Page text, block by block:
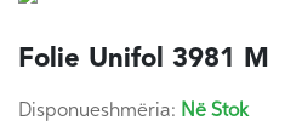
Folie Unifol 3981 M
Disponueshmëria: Në Stok